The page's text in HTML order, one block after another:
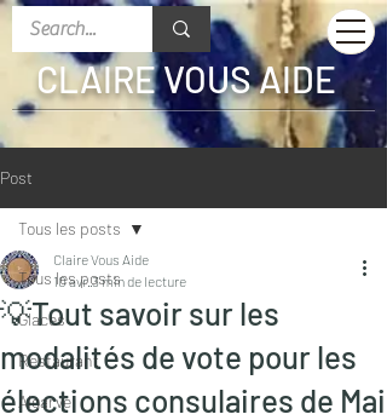
CLAIRE VOUS AIDE
Post
Tous les posts
Glaces
Restaurant
Algarve
Tous les posts
💡Tout savoir sur les
modalités de vote pour les
élections consulaires de Mai
Claire Vous Aide
10 avr. 3 min de lecture